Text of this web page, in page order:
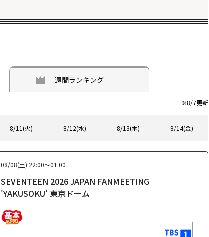
週間ランキング
※8/7更新
8/11(火) 8/12(水) 8/13(木) 8/14(金)
08/08(土) 22:00～01:00
SEVENTEEN 2026 JAPAN FANMEETING
'YAKUSOKU' 東京ドーム